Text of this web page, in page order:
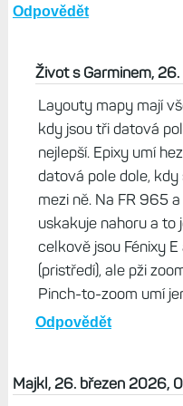
Odpovědět
Život s Garminem,
Layouty mapy mají
kdy jsou tři datová
nejlepší. Epixy umí
datová pole dole, kdy
mezi ně. Na FR 965
uskakuje nahoru a
celkově jsou Fénixy
(pristředí), ale pži
Pinch-to-zoom umí
Odpovědět
Majkl, 26. březen 2026,